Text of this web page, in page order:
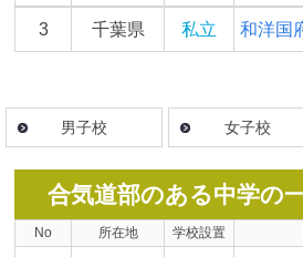
3 千葉県 私立 和洋国
男子校 女子校
合気道部のある中学の
No 所在地 学校設置